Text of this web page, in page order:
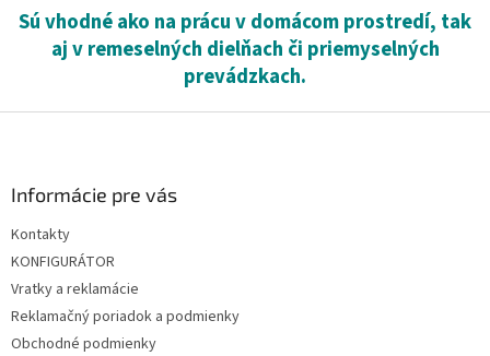
y
v
ý
p
i
Sú vhodné ako na prácu v domácom prostredí, tak
aj v remeselných dielňach či priemyselných
prevádzkach.
Informácie pre vás
Kontakty
KONFIGURÁTOR
Vratky a reklamácie
Reklamačný poriadok a podmienky
Obchodné podmienky